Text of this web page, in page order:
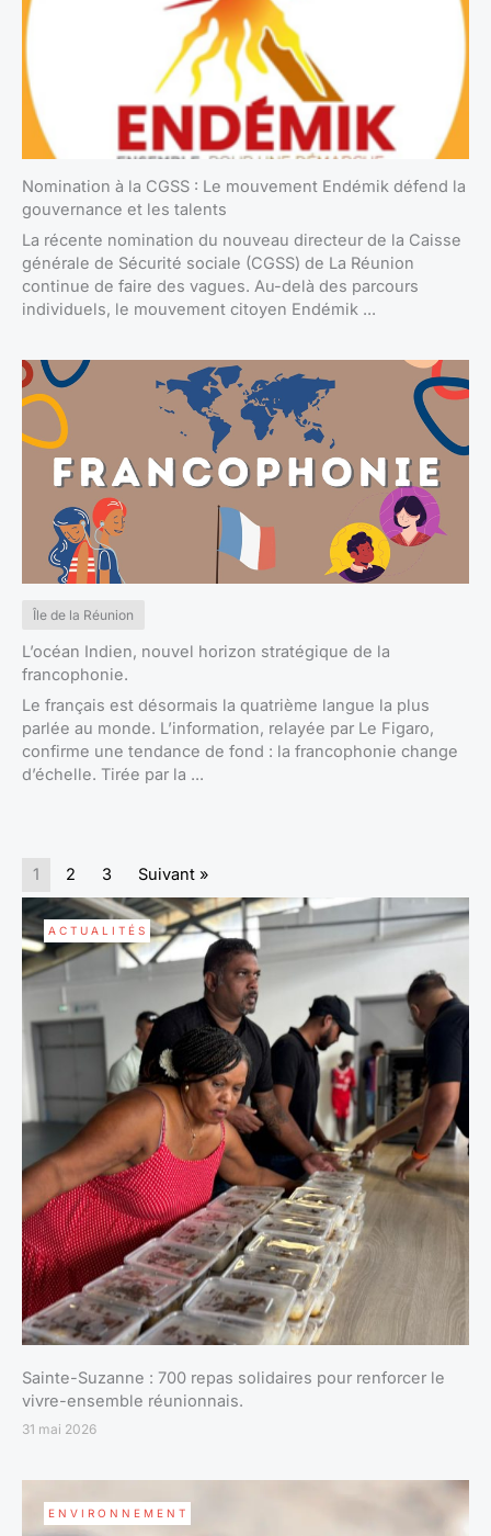
Nomination à la CGSS : Le mouvement Endémik défend la
gouvernance et les talents
La récente nomination du nouveau directeur de la Caisse
générale de Sécurité sociale (CGSS) de La Réunion
continue de faire des vagues. Au-delà des parcours
individuels, le mouvement citoyen Endémik ...
Île de la Réunion
L’océan Indien, nouvel horizon stratégique de la
francophonie.
Le français est désormais la quatrième langue la plus
parlée au monde. L’information, relayée par Le Figaro,
confirme une tendance de fond : la francophonie change
d’échelle. Tirée par la ...
1 2 3 Suivant »
ACTUALITÉS
Sainte-Suzanne : 700 repas solidaires pour renforcer le
vivre-ensemble réunionnais.
31 mai 2026
ENVIRONNEMENT